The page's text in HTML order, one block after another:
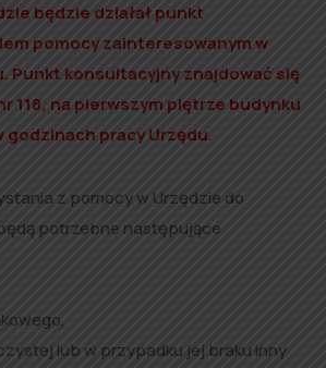
będzie działał punkt
pomocy zainteresowanym w
Punkt konsultacyjny znajdować się
118, na pierwszym piętrze budynku
godzinach pracy Urzędu.
z pomocy w Urzędzie do
potrzebne następujące
lub w przypadku jej braku inny